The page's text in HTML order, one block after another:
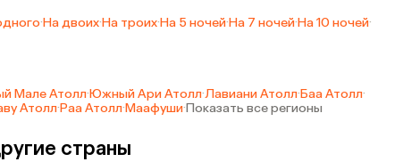
·На двоих·На троих·На 5 ночей·На 7 ночей·На 10 ночей·
Мале Атолл·Южный Ари Атолл·Лавиани Атолл·Баа Атолл·
Атолл·Раа Атолл·Маафуши·Показать все регионы
страны